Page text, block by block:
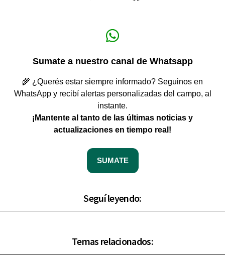
Sumate a nuestro canal de Whatsapp
🌾 ¿Querés estar siempre informado? Seguinos en
WhatsApp y recibí alertas personalizadas del campo, al
instante.
¡Mantente al tanto de las últimas noticias y
actualizaciones en tiempo real!
SUMATE
Seguí leyendo:
Temas relacionados: